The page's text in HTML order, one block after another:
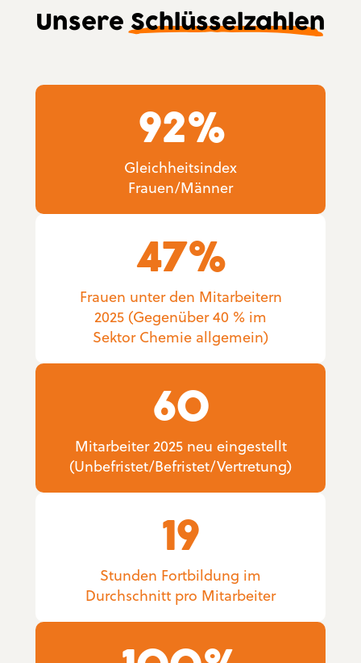
UnsereSchlüsselzahlen
92%
Gleichheitsindex
Frauen/Männer
47%
Frauen unter den Mitarbeitern
2025 (Gegenüber 40 % im
Sektor Chemie allgemein)
60
Mitarbeiter 2025 neu eingestellt
(Unbefristet/Befristet/Vertretung)
19
Stunden Fortbildung im
Durchschnitt pro Mitarbeiter